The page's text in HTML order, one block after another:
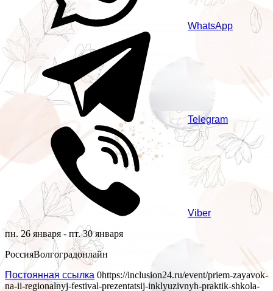
WhatsApp
Telegram
Viber
пн. 26 января - пт. 30 января
РоссияВолгоградонлайн
Постоянная ссылка 0https://inclusion24.ru/event/priem-zayavok-
na-ii-regionalnyj-festival-prezentatsij-inklyuzivnyh-praktik-shkola-